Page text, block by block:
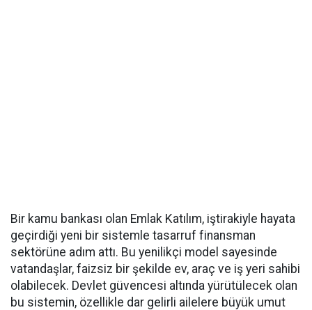
Bir kamu bankası olan Emlak Katılım, iştirakiyle hayata
geçirdiği yeni bir sistemle tasarruf finansman
sektörüne adım attı. Bu yenilikçi model sayesinde
vatandaşlar, faizsiz bir şekilde ev, araç ve iş yeri sahibi
olabilecek. Devlet güvencesi altında yürütülecek olan
bu sistemin, özellikle dar gelirli ailelere büyük umut